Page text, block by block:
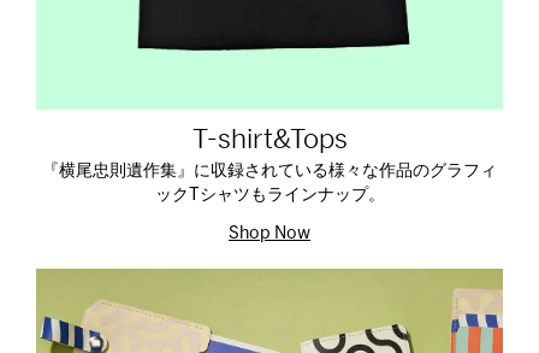
T-shirt&Tops
『横尾忠則遺作集』に収録されている様々な作品のグラフィ
ックTシャツもラインナップ。
Shop Now